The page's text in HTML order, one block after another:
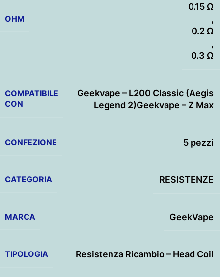
OHM
0.15 Ω
,
0.2 Ω
,
0.3 Ω
COMPATIBILE
CON
Geekvape – L200 Classic (Aegis
Legend 2)Geekvape – Z Max
CONFEZIONE 5 pezzi
CATEGORIA RESISTENZE
MARCA GeekVape
TIPOLOGIA Resistenza Ricambio – Head Coil